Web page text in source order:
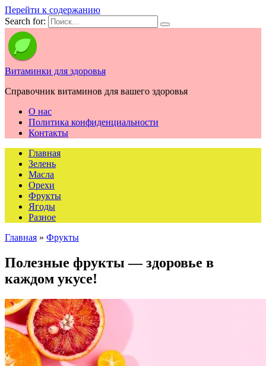
Перейти к содержанию
Search for:
Витаминки для здоровья
Справочник витаминов для вашего здоровья
О нас
Политика конфиденциальности
Контакты
Главная
Зелень
Масла
Орехи
Фрукты
Ягоды
Разное
Главная » Фрукты
Полезные фрукты — здоровье в
каждом укусе!